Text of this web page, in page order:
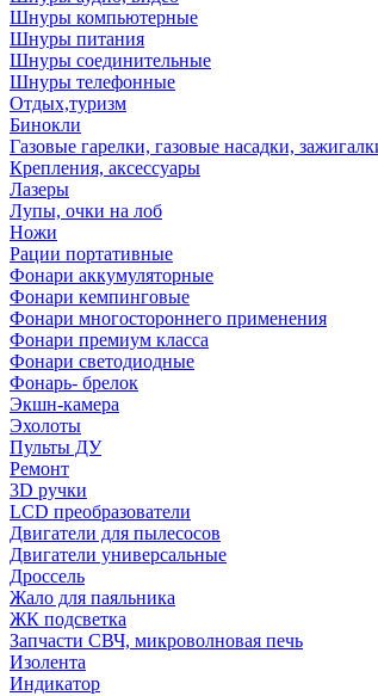
Шнуры компьютерные
Шнуры питания
Шнуры соединительные
Шнуры телефонные
Отдых,туризм
Бинокли
Газовые гарелки, газовые насадки,
Крепления, аксессуары
Лазеры
Лупы, очки на лоб
Ножи
Рации портативные
Фонари аккумуляторные
Фонари кемпинговые
Фонари многостороннего применения
Фонари премиум класса
Фонари светодиодные
Фонарь- брелок
Экшн-камера
Эхолоты
Пульты ДУ
Ремонт
3D ручки
LCD преобразователи
Двигатели для пылесосов
Двигатели универсальные
Дроссель
Жало для паяльника
ЖК подсветка
Запчасти СВЧ, микроволновая печь
Изолента
Индикатор